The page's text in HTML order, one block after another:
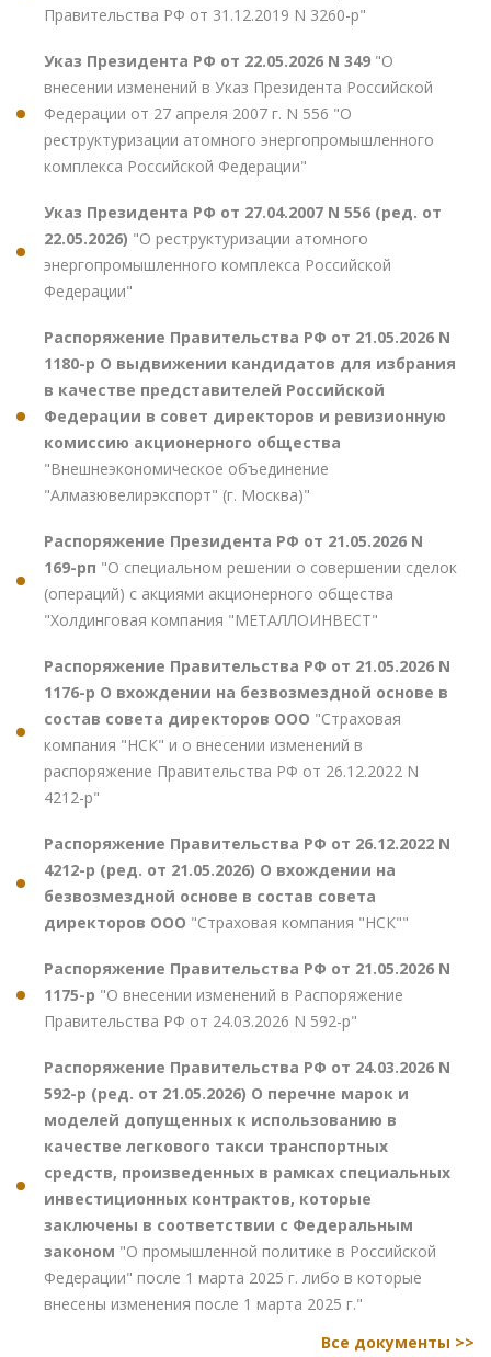
Правительства РФ от 31.12.2019 N 3260-р"
Указ Президента РФ от 22.05.2026 N 349 "О
внесении изменений в Указ Президента Российской
Федерации от 27 апреля 2007 г. N 556 "О
реструктуризации атомного энергопромышленного
комплекса Российской Федерации"
Указ Президента РФ от 27.04.2007 N 556 (ред. от
22.05.2026) "О реструктуризации атомного
энергопромышленного комплекса Российской
Федерации"
Распоряжение Правительства РФ от 21.05.2026 N
1180-р О выдвижении кандидатов для избрания
в качестве представителей Российской
Федерации в совет директоров и ревизионную
комиссию акционерного общества
"Внешнеэкономическое объединение
"Алмазювелирэкспорт" (г. Москва)"
Распоряжение Президента РФ от 21.05.2026 N
169-рп "О специальном решении о совершении сделок
(операций) с акциями акционерного общества
"Холдинговая компания "МЕТАЛЛОИНВЕСТ"
Распоряжение Правительства РФ от 21.05.2026 N
1176-р О вхождении на безвозмездной основе в
состав совета директоров ООО "Страховая
компания "НСК" и о внесении изменений в
распоряжение Правительства РФ от 26.12.2022 N
4212-р"
Распоряжение Правительства РФ от 26.12.2022 N
4212-р (ред. от 21.05.2026) О вхождении на
безвозмездной основе в состав совета
директоров ООО "Страховая компания "НСК""
Распоряжение Правительства РФ от 21.05.2026 N
1175-р "О внесении изменений в Распоряжение
Правительства РФ от 24.03.2026 N 592-р"
Распоряжение Правительства РФ от 24.03.2026 N
592-р (ред. от 21.05.2026) О перечне марок и
моделей допущенных к использованию в
качестве легкового такси транспортных
средств, произведенных в рамках специальных
инвестиционных контрактов, которые
заключены в соответствии с Федеральным
законом "О промышленной политике в Российской
Федерации" после 1 марта 2025 г. либо в которые
внесены изменения после 1 марта 2025 г."
Все документы >>